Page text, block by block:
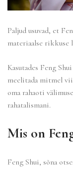
Paljud usuvad, et
materiaalse
Kasutades Feng
meelitada mitmel
oma rahaoti
rahatalismani.
Mis on
Feng Shui, sõna